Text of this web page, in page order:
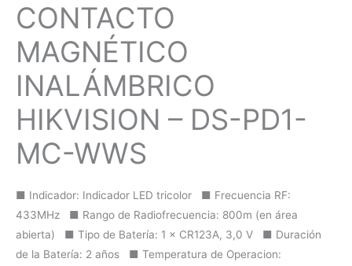
CONTACTO
MAGNÉTICO
INALÁMBRICO
HIKVISION – DS-PD1-
MC-WWS
■ Indicador: Indicador LED tricolor ■ Frecuencia RF:
433MHz ■ Rango de Radiofrecuencia: 800m (en área
abierta) ■ Tipo de Batería: 1 × CR123A, 3,0 V ■ Duración
de la Batería: 2 años ■ Temperatura de Operacion: